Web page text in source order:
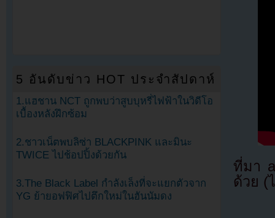
ที่มา
ด้วย (
5 อันดับข่าว HOT ประจำสัปดาห์
1.แฮชาน NCT ถูกพบว่าสูบบุหรี่ไฟฟ้าในวิดีโอ
เบื้องหลังฝึกซ้อม
2.ชาวเน็ตพบลิซ่า BLACKPINK และมินะ
TWICE ไปช้อปปิ้งด้วยกัน
3.The Black Label กำลังเล็งที่จะแยกตัวจาก
YG ย้ายอฟฟิศไปตึกใหม่ในฮันนัมดง